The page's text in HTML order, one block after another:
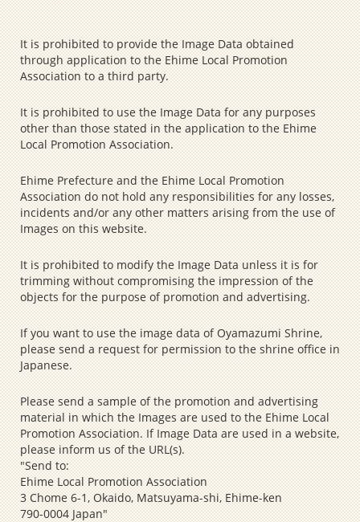
It is prohibited to provide the Image Data obtained
through application to the Ehime Local Promotion
Association to a third party.
It is prohibited to use the Image Data for any purposes
other than those stated in the application to the Ehime
Local Promotion Association.
Ehime Prefecture and the Ehime Local Promotion
Association do not hold any responsibilities for any losses,
incidents and/or any other matters arising from the use of
Images on this website.
It is prohibited to modify the Image Data unless it is for
trimming without compromising the impression of the
objects for the purpose of promotion and advertising.
If you want to use the image data of Oyamazumi Shrine,
please send a request for permission to the shrine office in
Japanese.
Please send a sample of the promotion and advertising
material in which the Images are used to the Ehime Local
Promotion Association. If Image Data are used in a website,
please inform us of the URL(s).
"Send to:
Ehime Local Promotion Association
3 Chome 6-1, Okaido, Matsuyama-shi, Ehime-ken
790-0004 Japan"